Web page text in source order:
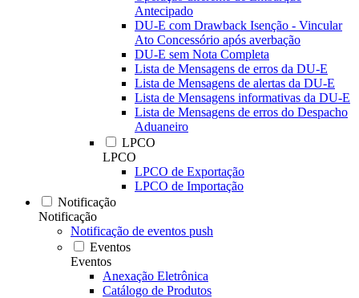
Antecipado
DU-E com Drawback Isenção - Vincular
Ato Concessório após averbação
DU-E sem Nota Completa
Lista de Mensagens de erros da DU-E
Lista de Mensagens de alertas da DU-E
Lista de Mensagens informativas da DU-E
Lista de Mensagens de erros do Despacho
Aduaneiro
LPCO
LPCO
LPCO de Exportação
LPCO de Importação
Notificação
Notificação
Notificação de eventos push
Eventos
Eventos
Anexação Eletrônica
Catálogo de Produtos